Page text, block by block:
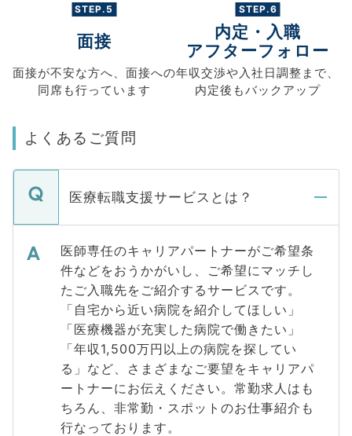
STEP.5
面接
面接が不安な方へ、 面接への
同席も行っています
STEP.6
内定・入職
アフターフォロー
年収交渉や入社日調整まで、
内定後もバックアップ
よくあるご質問
医療転職支援サービスとは？
医師専任のキャリアパートナーがご希望条
件などをおうかがいし、ご希望にマッチし
たご入職先をご紹介するサービスです。
「自宅から近い病院を紹介してほしい」
「医療機器が充実した病院で働きたい」
「年収1,500万円以上の病院を探してい
る」など、さまざまなご要望をキャリアパ
ートナーにお伝えください。常勤求人はも
ちろん、非常勤・スポットのお仕事紹介も
行なっております。